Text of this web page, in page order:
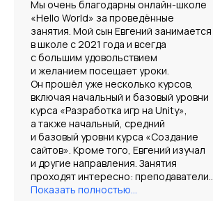
Мы очень благодарны онлайн-школе
«Hello World» за проведённые
занятия. Мой сын Евгений занимается
в школе с 2021 года и всегда
с большим удовольствием
и желанием посещает уроки.
Он прошёл уже несколько курсов,
включая начальный и базовый уровни
курса «Разработка игр на Unity»,
а также начальный, средний
и базовый уровни курса «Создание
сайтов». Кроме того, Евгений изучал
и другие направления. Занятия
проходят интересно: преподаватели..
Показать полностью...